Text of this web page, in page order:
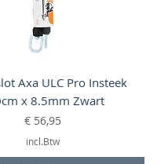
Axa ULC Pro Insteek
x 8.5mm Zwart
Prijs
€ 56,95
incl.Btw